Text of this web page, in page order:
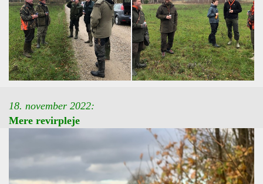
18. november 2022:
Mere revirpleje